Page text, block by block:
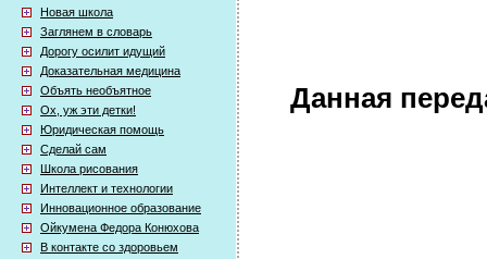
Новая школа
Заглянем в словарь
Дорогу осилит идущий
Доказательная медицина
Объять необъятное
Ох, уж эти детки!
Юридическая помощь
Сделай сам
Школа рисования
Интеллект и технологии
Инновационное образование
Ойкумена Федора Конюхова
В контакте со здоровьем
Данная